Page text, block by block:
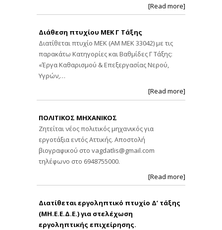
[Read more]
Διάθεση πτυχίου ΜΕΚ Γ Τάξης
Διατίθεται πτυχίο ΜΕΚ (ΑΜ ΜΕΚ 33042) με τις
παρακάτω Κατηγορίες και Βαθμίδες Γ Τάξης:
«Έργα Καθαρισμού & Επεξεργασίας Νερού,
Υγρών,…
[Read more]
ΠΟΛΙΤΙΚΟΣ ΜΗΧΑΝΙΚΟΣ
Ζητείται νέος πολιτικός μηχανικός για
εργοτάξια εντός Αττικής. Αποστολή
βιογραφικού στο vagdatlis@gmail.com
τηλέφωνο στο 6948755000.
[Read more]
Διατίθεται εργοληπτικό πτυχίο Δ’ τάξης
(ΜΗ.Ε.Ε.Δ.Ε.) για στελέχωση
εργοληπτικής επιχείρησης.